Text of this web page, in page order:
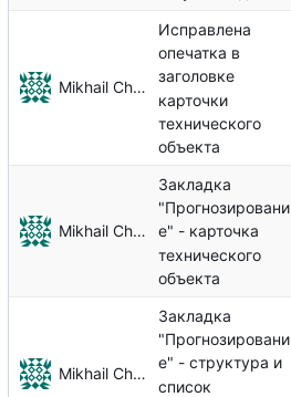
Mikhail Chechnev
Исправлена
опечатка в
заголовке
карточки
технического
объекта
Mikhail Chechnev
Закладка
"Прогнозировани
е" - карточка
технического
объекта
Mikhail Chechnev
Закладка
"Прогнозировани
е" - структура и
список